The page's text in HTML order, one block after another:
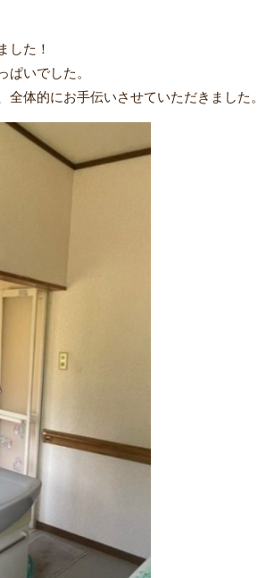
した！
いでした。
体的にお手伝いさせていただきました。